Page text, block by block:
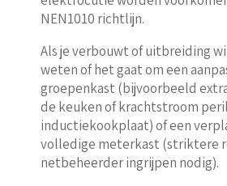
NEN1010 richtlijn.
Als je verbouwt of uitbreiding
weten of het gaat om een
groepenkast (bijvoorbeeld
de keuken of krachtstroom
inductiekookplaat) of een
volledige meterkast (striktere
netbeheerder ingrijpen nodig).